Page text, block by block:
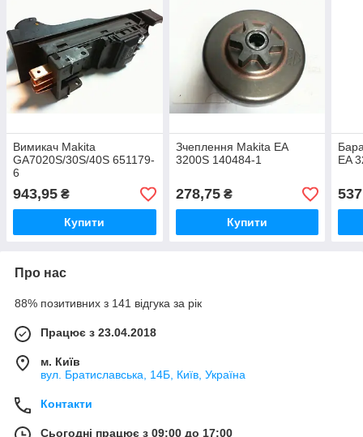
Вимикач Makita
GA7020S/30S/40S 651179-
6
943,95 ₴
Купити
Зчеплення Makita EA
3200S 140484-1
278,75₴
Купити
EA
Про нас
88% позитивних з 141 відгука за рік
Працює з 23.04.2018
м. Київ
вул. Братиславська, 14Б, Київ, Україна
Контакти
Сьогодні працює з 09:00 до 17:00